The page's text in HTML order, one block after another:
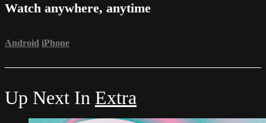
Watch anywhere, anytime
Android iPhone
Up Next In Extra